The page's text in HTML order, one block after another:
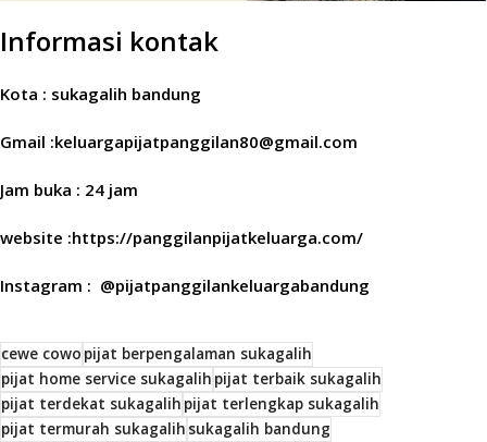
Informasi kontak
Kota : sukagalih bandung
Gmail :keluargapijatpanggilan80@gmail.com
Jam buka : 24 jam
website :https://panggilanpijatkeluarga.com/
Instagram : @pijatpanggilankeluargabandung
cewe cowopijat berpengalaman sukagalih
pijat home service sukagalihpijat terbaik sukagalih
pijat terdekat sukagalihpijat terlengkap sukagalih
pijat termurah sukagalihsukagalih bandung